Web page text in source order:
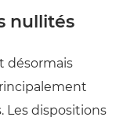
nullités
désormais
Les dispositions